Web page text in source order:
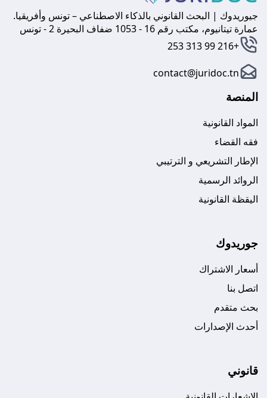
جيوريدوك | البحث القانوني بالذكاء الاصطناعي – تونس وأفريقيا.
عمارة تيتانيوم، مكتب رقم 16 - 1053 ضفاف البحيرة 2 - تونس
+216 99 313 253
contact@juridoc.tn
المنصة
المواد القانونية
فقه القضاء
الإطار التشريعي و الترتيبي
الروائد الرسمية
اليقظة القانونية
جوريدوك
أسعار الاشتراك
اتصل بنا
بحث متقدم
أحدث الإصدارات
قانوني